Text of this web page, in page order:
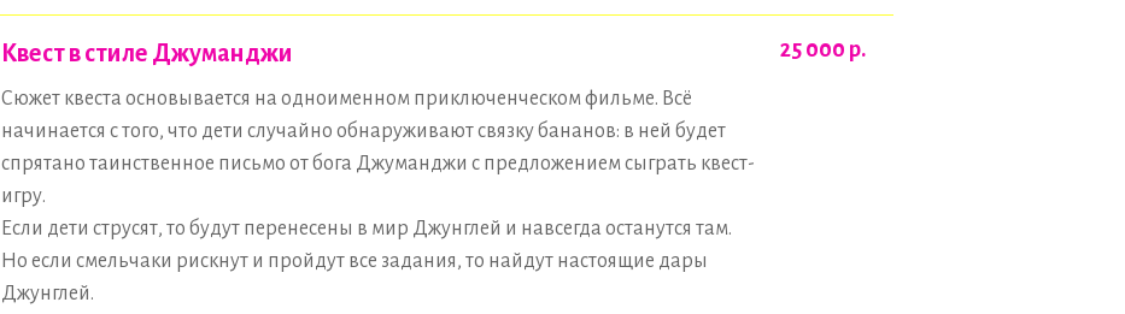
Квест в стиле Джуманджи
Сюжет квеста основывается на одноименном приключенческом фильме. Всё
начинается с того, что дети случайно обнаруживают связку бананов: в ней будет
спрятано таинственное письмо от бога Джуманджи с предложением сыграть квест-
игру.
Если дети струсят, то будут перенесены в мир Джунглей и навсегда останутся там.
Но если смельчаки рискнут и пройдут все задания, то найдут настоящие дары
Джунглей.
25 000 р.